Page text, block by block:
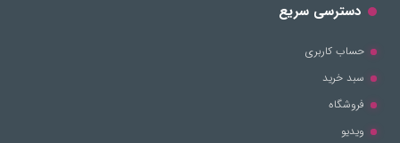
دسترسی سریع
حساب کاربری
سبد خرید
فروشگاه
ویدیو